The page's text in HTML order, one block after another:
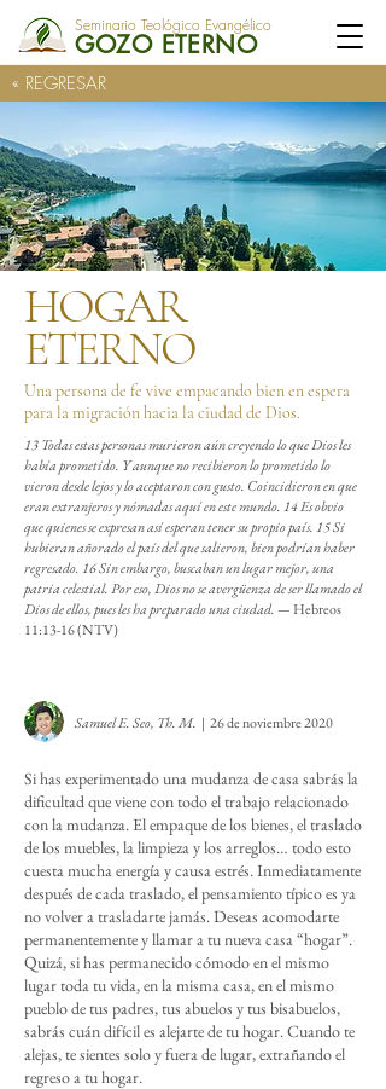
Seminario Teológico Evangélico
GOZO ETERNO
« REGRESAR
HOGAR
ETERNO
Una persona de fe vive empacando bien en espera
para la migración hacia la ciudad de Dios.
13 Todas estas personas murieron aún creyendo lo que Dios les
había prometido. Y aunque no recibieron lo prometido lo
vieron desde lejos y lo aceptaron con gusto. Coincidieron en que
eran extranjeros y nómadas aquí en este mundo. 14 Es obvio
que quienes se expresan así esperan tener su propio país. 15 Si
hubieran añorado el país del que salieron, bien podrían haber
regresado. 16 Sin embargo, buscaban un lugar mejor, una
patria celestial. Por eso, Dios no se avergüenza de ser llamado el
Dios de ellos, pues les ha preparado una ciudad. — Hebreos
11:13-16 (NTV)
Samuel E. Seo, Th. M. | 26 de noviembre 2020
Si has experimentado una mudanza de casa sabrás la
dificultad que viene con todo el trabajo relacionado
con la mudanza. El empaque de los bienes, el traslado
de los muebles, la limpieza y los arreglos… todo esto
cuesta mucha energía y causa estrés. Inmediatamente
después de cada traslado, el pensamiento típico es ya
no volver a trasladarte jamás. Deseas acomodarte
permanentemente y llamar a tu nueva casa “hogar”.
Quizá, si has permanecido cómodo en el mismo
lugar toda tu vida, en la misma casa, en el mismo
pueblo de tus padres, tus abuelos y tus bisabuelos,
sabrás cuán difícil es alejarte de tu hogar. Cuando te
alejas, te sientes solo y fuera de lugar, extrañando el
regreso a tu hogar.